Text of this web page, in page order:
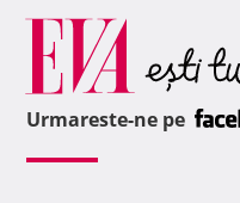
Urmareste-ne pe